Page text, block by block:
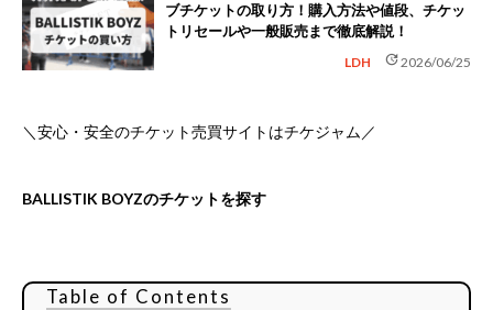
ブチケットの取り方！購入方法や値段、チケッ
トリセールや一般販売まで徹底解説！
LDH update2026/06/25
＼安心・安全のチケット売買サイトはチケジャム／
BALLISTIK BOYZのチケットを探す
Table of Contents